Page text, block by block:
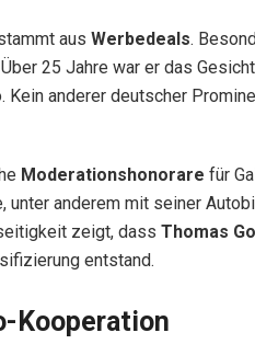
aus Werbedeals.
25 Jahre war er das
Kein anderer deutscher
Moderationshonorare für
unter anderem mit seiner
zeigt, dass Thomas
entstand.
Kooperation